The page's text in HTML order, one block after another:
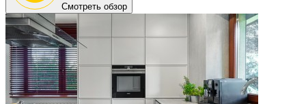
Смотреть обзор